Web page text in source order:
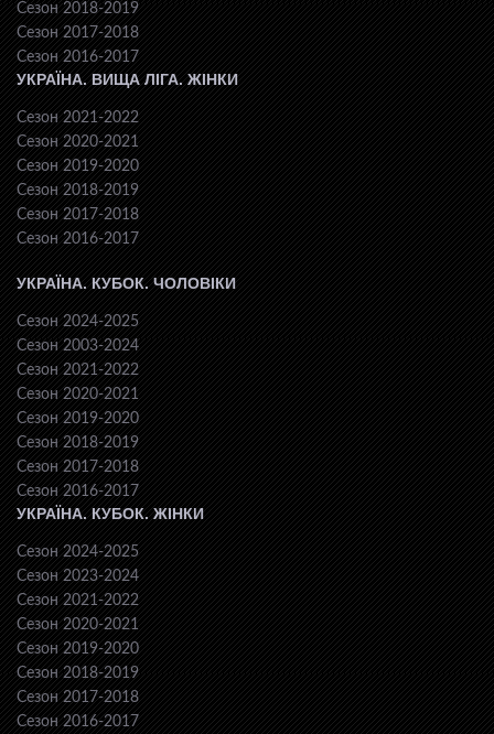
Сезон 2018-2019
Сезон 2017-2018
Сезон 2016-2017
УКРАЇНА. ВИЩА ЛІГА. ЖІНКИ
Сезон 2021-2022
Сезон 2020-2021
Сезон 2019-2020
Сезон 2018-2019
Сезон 2017-2018
Сезон 2016-2017
УКРАЇНА. КУБОК. ЧОЛОВІКИ
Сезон 2024-2025
Сезон 2003-2024
Сезон 2021-2022
Сезон 2020-2021
Сезон 2019-2020
Сезон 2018-2019
Сезон 2017-2018
Сезон 2016-2017
УКРАЇНА. КУБОК. ЖІНКИ
Сезон 2024-2025
Сезон 2023-2024
Сезон 2021-2022
Сезон 2020-2021
Сезон 2019-2020
Сезон 2018-2019
Сезон 2017-2018
Сезон 2016-2017